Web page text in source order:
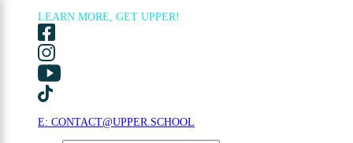
LEARN MORE, GET UPPER!
E: CONTACT@UPPER.SCHOOL